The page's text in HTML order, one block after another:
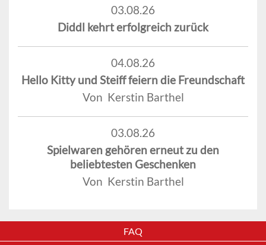
03.08.26
Diddl kehrt erfolgreich zurück
04.08.26
Hello Kitty und Steiff feiern die Freundschaft
Von Kerstin Barthel
03.08.26
Spielwaren gehören erneut zu den
beliebtesten Geschenken
Von Kerstin Barthel
FAQ